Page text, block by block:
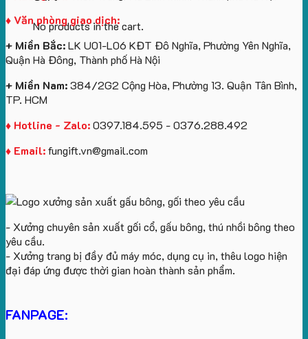
No products in the cart.
♦ Văn phòng giao dịch:
+ Miền Bắc:LK U01-L06 KĐT Đô Nghĩa, Phường Yên Nghĩa,
Quận Hà Đông, Thành phố Hà Nội
+ Miền Nam:384/2G2 Cộng Hòa, Phường 13. Quận Tân Bình,
TP. HCM
♦ Hotline - Zalo:0397.184.595 - 0376.288.492
♦ Email:fungift.vn@gmail.com
- Xưởng chuyên sản xuất gối cổ, gấu bông, thú nhồi bông theo
yêu cầu.
- Xưởng trang bị đầy đủ máy móc, dụng cụ in, thêu logo hiện
đại đáp ứng được thời gian hoàn thành sản phẩm.
FANPAGE: